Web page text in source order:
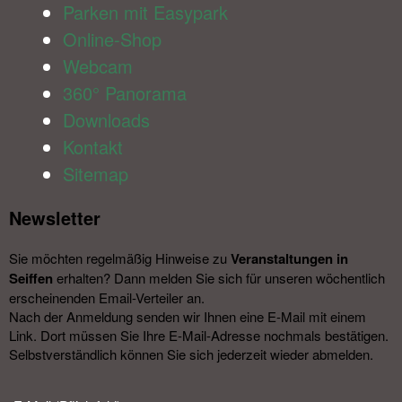
Parken mit Easypark
Online-Shop
Webcam
360° Panorama
Downloads
Kontakt
Sitemap
Newsletter​
Sie möchten regelmäßig Hinweise zu Veranstal­tungen in
Seiffen erhalten? Dann melden Sie sich für unseren wöchentlich
erscheinenden Email-Verteiler an.
Nach der Anmeldung senden wir Ihnen eine E-Mail mit einem
Link. Dort müssen Sie Ihre E-Mail-Adresse nochmals bestätigen.
Selbstverständlich können Sie sich jederzeit wieder abmelden.​